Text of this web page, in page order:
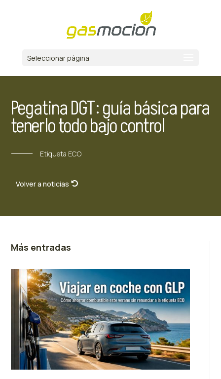
Seleccionar página
Pegatina DGT: guía básica para
tenerlo todo bajo control
Etiqueta ECO
Volver a noticias
Más entradas